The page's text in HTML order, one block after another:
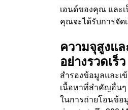
เอนด์ของคุณ และ
คุณจะได้รับการจัด
ความจุสูงแ
อย่างรวดเร็ว
สำรองข้อมูลและเ
เนื้อหาที่สำคัญอื่นๆ
ในการถ่ายโอนข้อ